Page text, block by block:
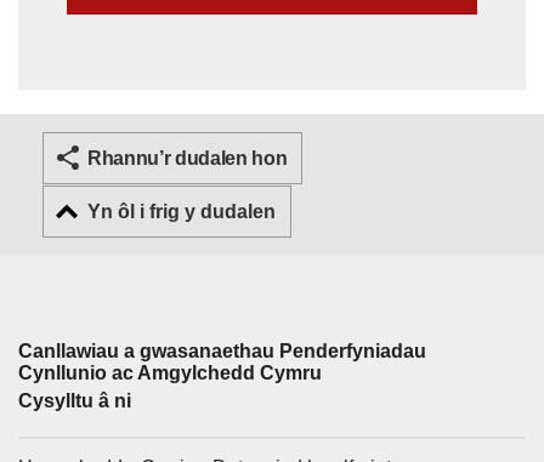
Rhannu’r dudalen hon
Yn ôl i frig y dudalen
Support links
Canllawiau a gwasanaethau Penderfyniadau
Cynllunio ac Amgylchedd Cymru
Cysylltu â ni